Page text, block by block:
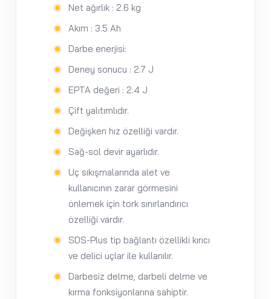
Net ağırlık : 2.6 kg
Akım : 3.5 Ah
Darbe enerjisi:
Deney sonucu : 2.7 J
EPTA değeri : 2.4 J
Çift yalıtımlıdır.
Değişken hız özelliği vardır.
Sağ-sol devir ayarlıdır.
Uç sıkışmalarında alet ve
kullanıcının zarar görmesini
önlemek için tork sınırlandırıcı
özelliği vardır.
SDS-Plus tip bağlantı özellikli kırıcı
ve delici uçlar ile kullanılır.
Darbesiz delme, darbeli delme ve
kırma fonksiyonlarına sahiptir.